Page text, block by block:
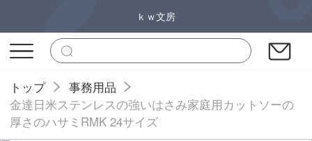
ｋｗ文房
トップ
事務用品
金達日米ステンレスの強いはさみ家庭用カットソーの
厚さのハサミRMK 24サイズ